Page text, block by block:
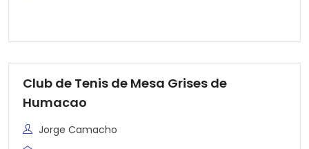
Club de Tenis de Mesa Grises de
Humacao
Jorge Camacho